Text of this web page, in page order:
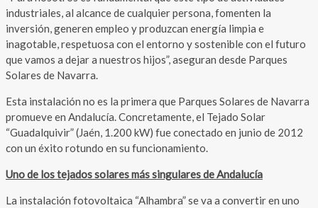
industriales, al alcance de cualquier persona, fomenten la
inversión, generen empleo y produzcan energía limpia e
inagotable, respetuosa con el entorno y sostenible con el futuro
que vamos a dejar a nuestros hijos”, aseguran desde Parques
Solares de Navarra.
Esta instalación no es la primera que Parques Solares de Navarra
promueve en Andalucía. Concretamente, el Tejado Solar
“Guadalquivir” (Jaén, 1.200 kW) fue conectado en junio de 2012
con un éxito rotundo en su funcionamiento.
Uno de los tejados solares más singulares de Andalucía
La instalación fotovoltaica “Alhambra” se va a convertir en uno